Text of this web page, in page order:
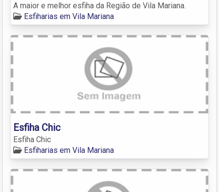
A maior e melhor esfiha da Região de Vila Mariana.
Esfiharias em Vila Mariana
Esfiha Chic
Esfiha Chic
Esfiharias em Vila Mariana